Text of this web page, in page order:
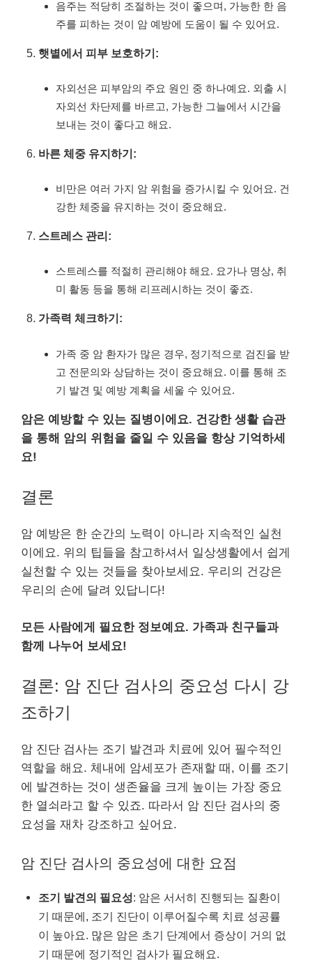
음주는 적당히 조절하는 것이 좋으며, 가능한 한 음
주를 피하는 것이 암 예방에 도움이 될 수 있어요.
햇볕에서 피부 보호하기:
자외선은 피부암의 주요 원인 중 하나예요. 외출 시
자외선 차단제를 바르고, 가능한 그늘에서 시간을
보내는 것이 좋다고 해요.
바른 체중 유지하기:
비만은 여러 가지 암 위험을 증가시킬 수 있어요. 건
강한 체중을 유지하는 것이 중요해요.
스트레스 관리:
스트레스를 적절히 관리해야 해요. 요가나 명상, 취
미 활동 등을 통해 리프레시하는 것이 좋죠.
가족력 체크하기:
가족 중 암 환자가 많은 경우, 정기적으로 검진을 받
고 전문의와 상담하는 것이 중요해요. 이를 통해 조
기 발견 및 예방 계획을 세울 수 있어요.
암은 예방할 수 있는 질병이에요. 건강한 생활 습관
을 통해 암의 위험을 줄일 수 있음을 항상 기억하세
요!
결론
암 예방은 한 순간의 노력이 아니라 지속적인 실천
이에요. 위의 팁들을 참고하셔서 일상생활에서 쉽게
실천할 수 있는 것들을 찾아보세요. 우리의 건강은
우리의 손에 달려 있답니다!
모든 사람에게 필요한 정보예요. 가족과 친구들과
함께 나누어 보세요!
결론: 암 진단 검사의 중요성 다시 강
조하기
암 진단 검사는 조기 발견과 치료에 있어 필수적인
역할을 해요. 체내에 암세포가 존재할 때, 이를 조기
에 발견하는 것이 생존율을 크게 높이는 가장 중요
한 열쇠라고 할 수 있죠. 따라서 암 진단 검사의 중
요성을 재차 강조하고 싶어요.
암 진단 검사의 중요성에 대한 요점
조기 발견의 필요성: 암은 서서히 진행되는 질환이
기 때문에, 조기 진단이 이루어질수록 치료 성공률
이 높아요. 많은 암은 초기 단계에서 증상이 거의 없
기 때문에 정기적인 검사가 필요해요.